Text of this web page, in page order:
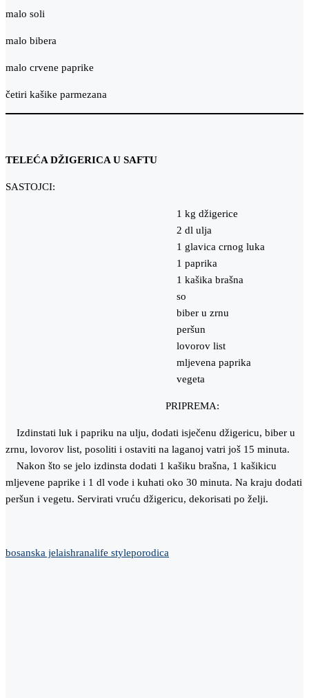
malo soli
malo bibera
malo crvene paprike
četiri kašike parmezana
TELEĆA DŽIGERICA U SAFTU
SASTOJCI:
1 kg džigerice
2 dl ulja
1 glavica crnog luka
1 paprika
1 kašika brašna
so
biber u zrnu
peršun
lovorov list
mljevena paprika
vegeta
PRIPREMA:
Izdinstati luk i papriku na ulju, dodati isječenu džigericu, biber u
zrnu, lovorov list, posoliti i ostaviti na laganoj vatri još 15 minuta.
Nakon što se jelo izdinsta dodati 1 kašiku brašna, 1 kašikicu
mljevene paprike i 1 dl vode i kuhati oko 30 minuta. Na kraju dodati
peršun i vegetu. Servirati vruću džigericu, dekorisati po želji.
bosanska jelaishranalife styleporodica